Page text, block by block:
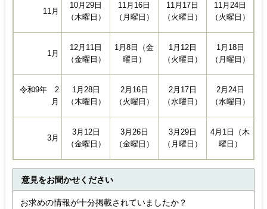
11月
10月29日
（木曜日）
11月16日
（月曜日）
11月17日
（火曜日）
11月24日
（火曜日）
1月
12月11日
（金曜日）
1月8日（金
曜日）
1月12日
（火曜日）
1月18日
（月曜日）
令和9年 2
月
1月28日
（木曜日）
2月16日
（火曜日）
2月17日
（水曜日）
2月24日
（水曜日）
3月
3月12日
（金曜日）
3月26日
（金曜日）
3月29日
（月曜日）
4月1日（木
曜日）
意見をお聞かせください
お求めの情報が十分掲載されていましたか？